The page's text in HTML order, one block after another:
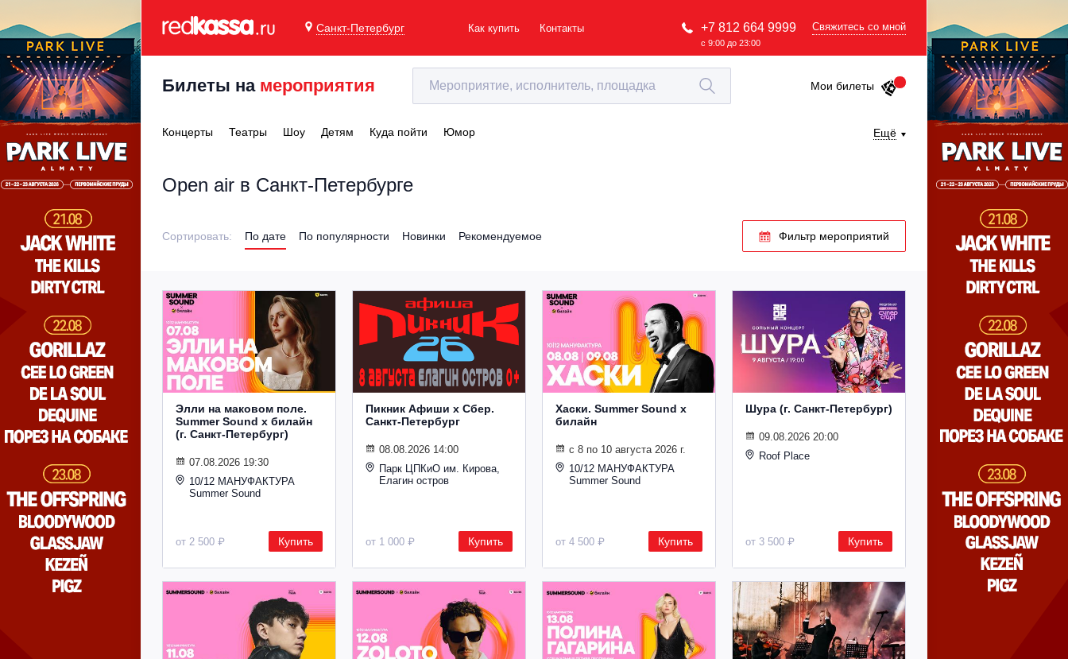
Санкт-Петербург Как купить Контакты +7 812 664 9999
с 9:00 до 23:00
Свяжитесь со мной
Билеты на мероприятия Мои билеты
Концерты Театры Шоу Детям Куда пойти Юмор Ещё
Open аir в Санкт-Петербурге
Сортировать: По дате По популярности Новинки Рекомендуемое Фильтр мероприятий
Элли на маковом поле.
Summer Sound х билайн
(г. Санкт-Петербург)
07.08.2026 19:30
10/12 МАНУФАКТУРА
Summer Sound
от 2 500 ₽ Купить
Пикник Афиши х Сбер.
Санкт-Петербург
08.08.2026 14:00
Парк ЦПКиО им. Кирова,
Елагин остров
от 1 000 ₽ Купить
Хаски. Summer Sound х
билайн
с 8 по 10 августа 2026 г.
10/12 МАНУФАКТУРА
Summer Sound
от 4 500 ₽ Купить
Шура (г. Санкт-Петербург)
09.08.2026 20:00
Roof Place
от 3 500 ₽ Купить